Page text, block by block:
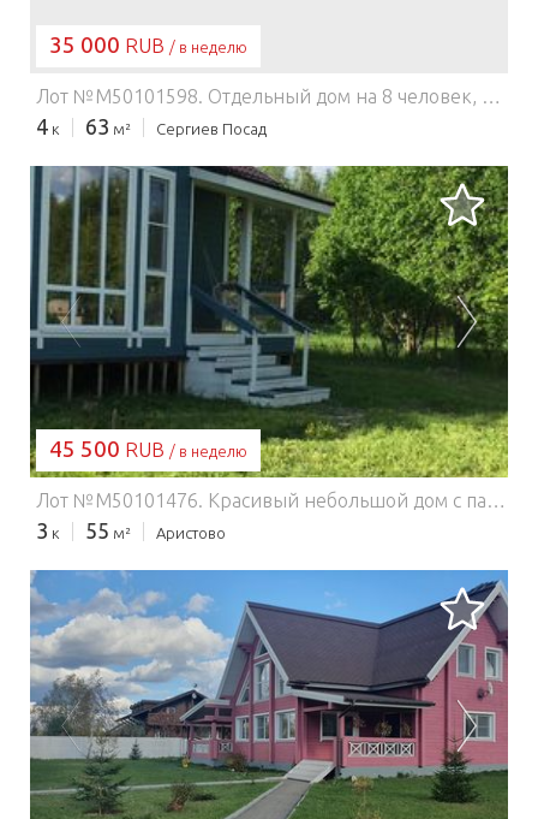
35 000 RUB / в неделю
Лот №M50101598. Отдельный дом на 8 человек, 2 этажа за забором, бесплатная парковка,, отдельная веранда, мангал, сауна, заезд с 13-00, сервис уборки 1000 руб., депозит 5000 руб., цена за весь коттедж максимум 8 человек, от кол-ва людей не меняется, в пятницу-субботу и праздничные дни 6000 руб./сутки, в будни 5000 р., при аренде от 2-х суток, при аренде на 1 сутки 8 и 7 тыс. руб. соответственно, 8 спальных мест, постельное белье/полотенца есть. Апарт - кухня и посуда есть. Town house (cabin) for 8 guests, fenced area, free 5 places parking, open deck, barbecue, sauna, baby crib, allowed for kids / pets, check-in at 1 p.m., cleaning fee $10, deposit $70.
4 к 63 м² Сергиев Посад
ЗАГРУЗКА...
45 500 RUB / в неделю
Лот №M50101476. Красивый небольшой дом с панорамными окнами, высоким потолком и \\вторым светом\\, удобной кухней-гостиной и двумя спальнями. Дом находится в новом дачном поселке, рядом с деревней Аристово, территория закрытая, тихо, спокойно. Большой двор с принадлежностями для пикника. Подходит для семейного отдыха, дружеских компаний и романтических пар. Дом новый, обстановка свежая, пахнет деревом, отапливается электрическими обогревателями.На кухне есть все необходимое: холодильник, индукционная плита, электрический чайник, кастрюля, сковорода, посуда, приборы, штопор, шпажки и другие необходимые мелочи. Установлен фильтр, вода пригодна для питья и приготовления пищи.В одной спальне двуспальная кровать, в другой две односпальные, в гостиной диван-кровать. Два плательных шкафа. Постельное белье.Сан.узел, душевая кабина, водонагреватель, фен, полотенца, шампунь.Проводной интернет, Wi-Fi.Во дворе большой стол, мангал. Есть бадминтон, мяч, небольшой батут.Территория участка огорожена, поэтому детей и животных можно смело отпускать во двор.По пути вы будете проезжать через д. Добрино, там можно купить все необходимое, в том числе и свежее мясо. Два магазина почти рядом, справа и слева от дороги. Эти магазины могут доставить продукты по вашему запросу, что очень удобно.Если вы отдыхаете с детьми, советуем съездить в парк птиц \\Воробьи\\, он очень популярен, находится примерно в 19 киллометрах, в Жуковском районе.Летом у нас во дворе бассейн, а в соседней деревне есть платный пляж на речке.На территории нашего дачного поселка для детей есть небольшая игровая площадка и мини-зоопарк приусадебного хозяйства. Здесь можно купить козье молоко, гуся, кролика (предварительно заказать).
3 к 55 м² Аристово
ЗАГРУЗКА...